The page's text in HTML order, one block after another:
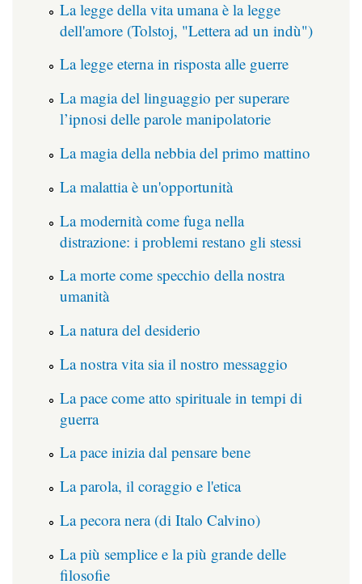
La legge della vita umana è la legge
dell'amore (Tolstoj, "Lettera ad un indù")
La legge eterna in risposta alle guerre
La magia del linguaggio per superare
l’ipnosi delle parole manipolatorie
La magia della nebbia del primo mattino
La malattia è un'opportunità
La modernità come fuga nella
distrazione: i problemi restano gli stessi
La morte come specchio della nostra
umanità
La natura del desiderio
La nostra vita sia il nostro messaggio
La pace come atto spirituale in tempi di
guerra
La pace inizia dal pensare bene
La parola, il coraggio e l'etica
La pecora nera (di Italo Calvino)
La più semplice e la più grande delle
filosofie